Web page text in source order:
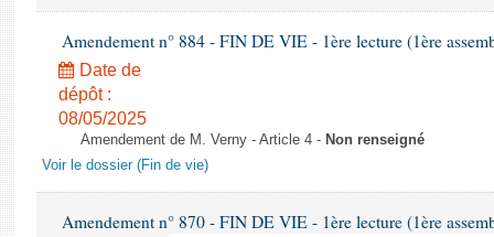
Amendement n° 884 - FIN DE VIE - 1ère lecture (1ère
Date de
dépôt :
08/05/2025
Amendement de M. Verny - Article 4 - Non renseigné
Voir le dossier (Fin de vie)
Amendement n° 870 - FIN DE VIE - 1ère lecture (1ère